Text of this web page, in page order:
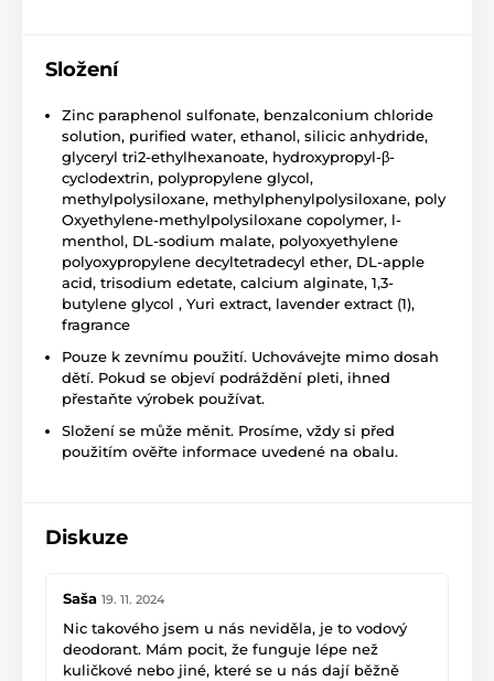
Složení
Zinc paraphenol sulfonate, benzalconium chloride
solution, purified water, ethanol, silicic anhydride,
glyceryl tri2-ethylhexanoate, hydroxypropyl-β-
cyclodextrin, polypropylene glycol,
methylpolysiloxane, methylphenylpolysiloxane, poly
Oxyethylene-methylpolysiloxane copolymer, l-
menthol, DL-sodium malate, polyoxyethylene
polyoxypropylene decyltetradecyl ether, DL-apple
acid, trisodium edetate, calcium alginate, 1,3-
butylene glycol , Yuri extract, lavender extract (1),
fragrance
Pouze k zevnímu použití. Uchovávejte mimo dosah
dětí. Pokud se objeví podráždění pleti, ihned
přestaňte výrobek používat.
Složení se může měnit. Prosíme, vždy si před
použitím ověřte informace uvedené na obalu.
Diskuze
Saša 19. 11. 2024
Nic takového jsem u nás neviděla, je to vodový
deodorant. Mám pocit, že funguje lépe než
kuličkové nebo jiné, které se u nás dají běžně